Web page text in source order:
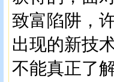
致富陷阱，
出现的新技
不能真正了